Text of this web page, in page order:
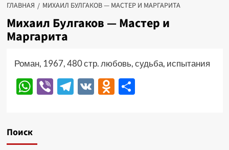
ГЛАВНАЯ МИХАИЛ БУЛГАКОВ — МАСТЕР И МАРГАРИТА
Михаил Булгаков — Мастер и
Маргарита
Роман, 1967, 480 стр. любовь, судьба, испытания
WhatsApp
ViberTelegram
VKOdnoklassniki
Отправить
Поиск